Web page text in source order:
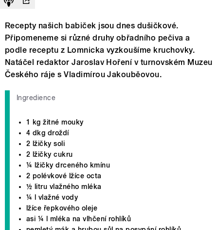
Recepty našich babiček jsou dnes dušičkové.
Připomeneme si různé druhy obřadního pečiva a
podle receptu z Lomnicka vyzkoušíme kruchovky.
Natáčel redaktor Jaroslav Hoření v turnovském Muzeu
Českého ráje s Vladimírou Jakouběovou.
Ingredience
1 kg žitné mouky
4 dkg droždí
2 lžičky soli
2 lžičky cukru
¼ lžičky drceného kmínu
2 polévkové lžíce octa
½ litru vlažného mléka
¼ l vlažné vody
lžíce řepkového oleje
asi ¼ l mléka na vlhčení rohlíků